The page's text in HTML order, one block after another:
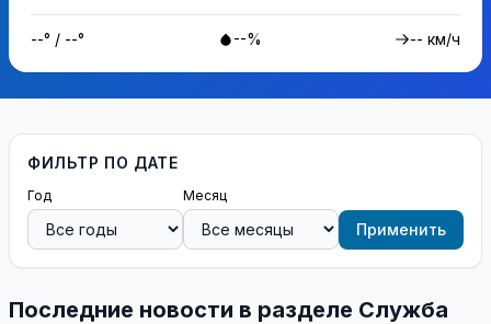
--° / --° --% -- км/ч
ФИЛЬТР ПО ДАТЕ
Год Месяц
Применить
Последние новости в разделе Служба